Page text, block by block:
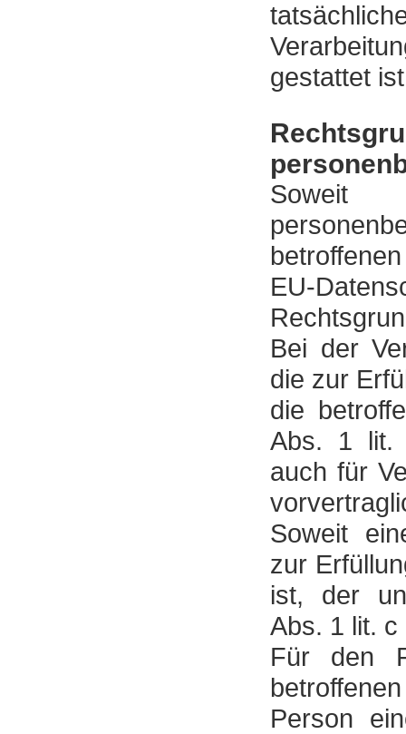
gestattet
Soweit
EU-
Bei der
die zur
die
Abs. 1 lit.
auch für
Soweit
zur
ist, der
Abs. 1 lit.
Für den
Person